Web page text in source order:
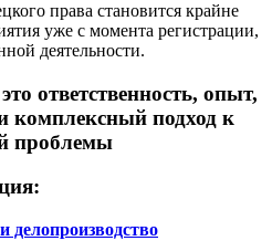
права становится крайне
уже с момента регистрации,
деятельности.
ответственность, опыт,
комплексный подход к
проблемы
делопроизводство